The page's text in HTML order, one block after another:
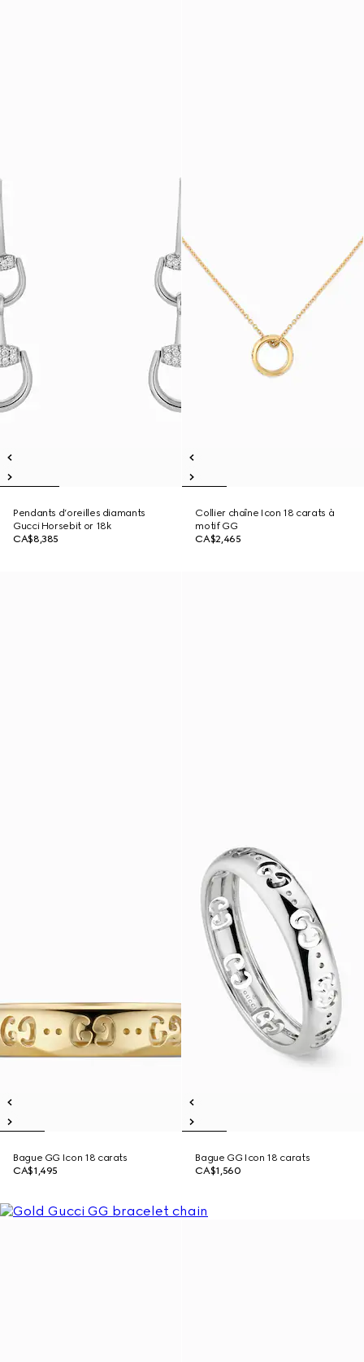
Pendants d’oreilles diamants
Gucci Horsebit or 18k
CA$8,385
Collier chaîne Icon 18 carats à
motif GG
CA$2,465
Bague GG Icon 18 carats
CA$1,495
Bague GG Icon 18 carats
CA$1,560